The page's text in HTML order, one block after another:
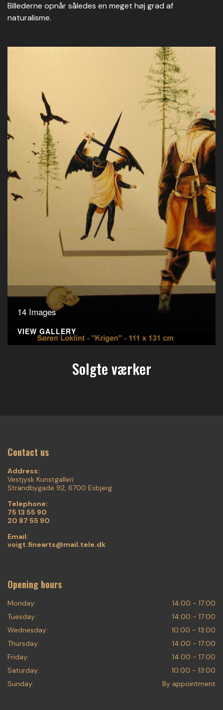
Billederne opnår således en meget høj grad af
naturalisme.
14 Images
VIEW GALLERY
Solgte værker
Contact us
Address:
Vestjysk Kunstgalleri
Strandbygade 92, 6700 Esbjerg
Telephone:
75 13 55 90
20 87 55 90
Email:
voigt.finearts@mail.tele.dk
Opening hours
Monday:
14:00 - 17:00
Tuesday:
14:00 - 17:00
Wednesday:
10:00 - 13:00
Thursday:
14:00 - 17:00
Friday:
14:00 - 17:00
Saturday:
10:00 - 13:00
Sunday:
By appointment